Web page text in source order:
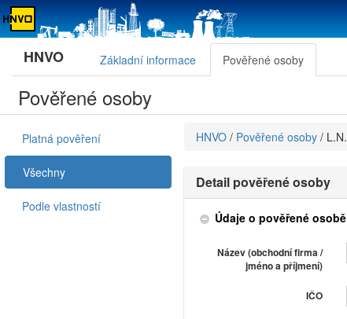
HNVO Základní informace Pověřené osoby
Pověřené osoby
Platná pověření
Všechny
Podle vlastností
HNVO / Pověřené osoby /
Detail pověřené osoby
Údaje o pověřené osobě
Název (obchodní firma /
jméno a příjmení)
IČO